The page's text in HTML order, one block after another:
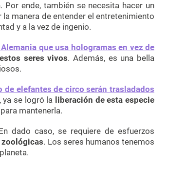
. Por ende, también se necesita hacer un
manera de entender el entretenimiento
y a la vez de ingenio.
que usa hologramas en vez de
seres vivos. Además, es una bella
de elefantes de circo serán trasladados
ya se logró la liberación de esta especie
mantenerla.
dado caso, se requiere de esfuerzos
zoológicas. Los seres humanos tenemos